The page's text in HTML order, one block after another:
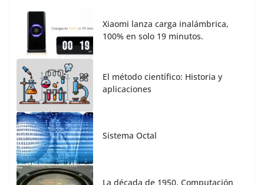
Xiaomi lanza carga inalámbrica,
100% en solo 19 minutos.
El método científico: Historia y
aplicaciones
Sistema Octal
La década de 1950. Computación